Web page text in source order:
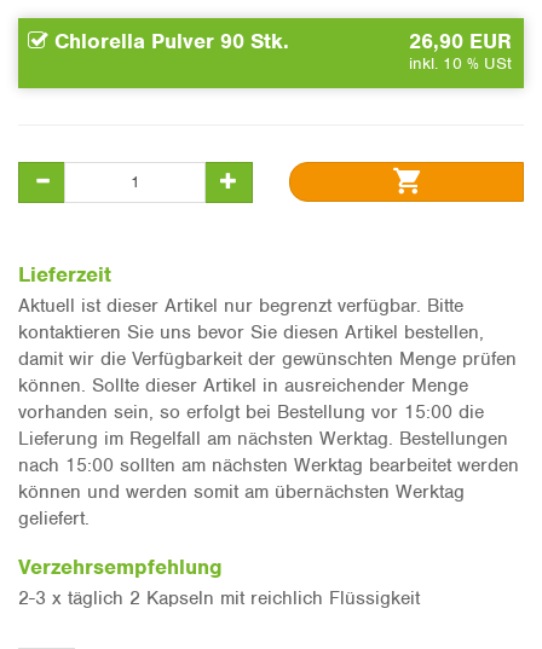
Chlorella Pulver 90 Stk. 26,90 EUR
inkl. 10 % USt
Lieferzeit
Aktuell ist dieser Artikel nur begrenzt verfügbar. Bitte
kontaktieren Sie uns bevor Sie diesen Artikel bestellen,
damit wir die Verfügbarkeit der gewünschten Menge prüfen
können. Sollte dieser Artikel in ausreichender Menge
vorhanden sein, so erfolgt bei Bestellung vor 15:00 die
Lieferung im Regelfall am nächsten Werktag. Bestellungen
nach 15:00 sollten am nächsten Werktag bearbeitet werden
können und werden somit am übernächsten Werktag
geliefert.
Verzehrsempfehlung
2-3 x täglich 2 Kapseln mit reichlich Flüssigkeit